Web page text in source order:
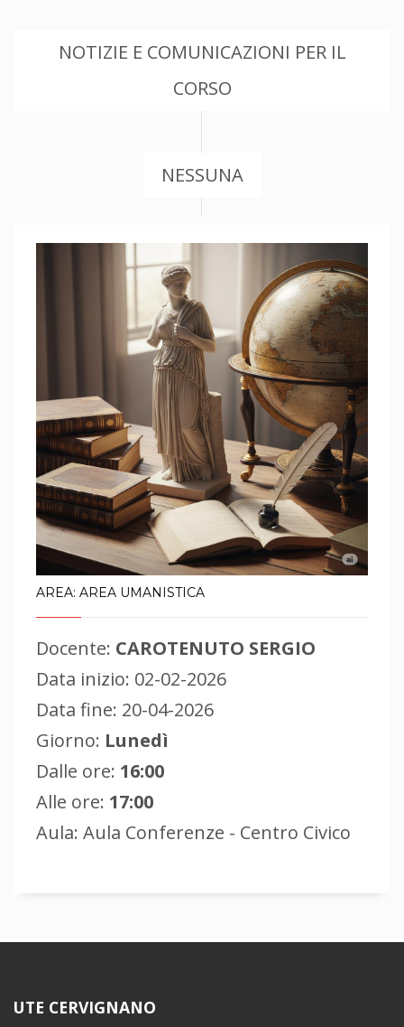
NOTIZIE E COMUNICAZIONI PER IL
CORSO
NESSUNA
AREA: AREA UMANISTICA
Docente: CAROTENUTO SERGIO
Data inizio: 02-02-2026
Data fine: 20-04-2026
Giorno: Lunedì
Dalle ore: 16:00
Alle ore: 17:00
Aula: Aula Conferenze - Centro Civico
UTE CERVIGNANO